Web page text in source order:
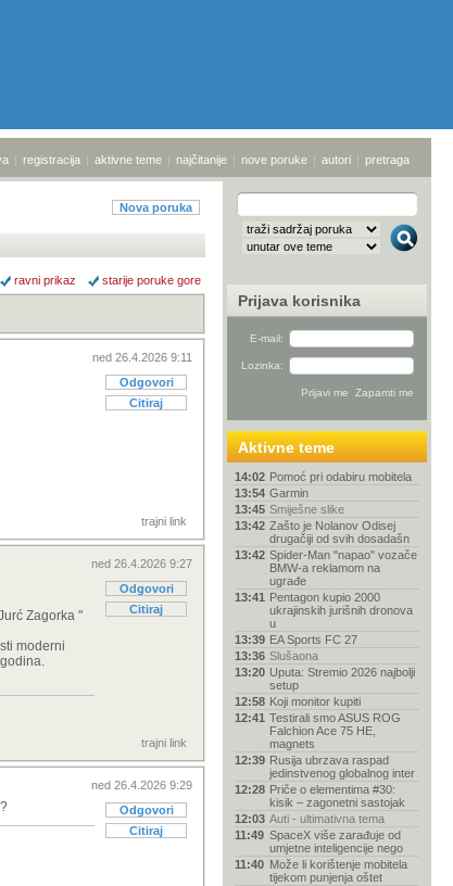
| registracija | aktivne teme | najčitanije | nove poruke | autori | pretraga
Nova poruka
ravni prikaz starije poruke gore
ned 26.4.2026 9:11
Odgovori
Citiraj
trajni link
ned 26.4.2026 9:27
Odgovori
Citiraj
Zagorka "
moderni
trajni link
ned 26.4.2026 9:29
Odgovori
Citiraj
Prijava korisnika
E-mail:
Lozinka:
Aktivne teme
14:02 Pomoć pri odabiru mobitela
13:54 Garmin
13:45 Smiješne slike
13:42 Zašto je Nolanov Odisej
drugačiji od svih dosadašn
13:42 Spider-Man "napao" vozače
BMW-a reklamom na
ugrađe
13:41 Pentagon kupio 2000
ukrajinskih jurišnih dronova
u
13:39 EA Sports FC 27
13:36 Slušaona
13:20 Uputa: Stremio 2026 najbolji
setup
12:58 Koji monitor kupiti
12:41 Testirali smo ASUS ROG
Falchion Ace 75 HE,
magnets
12:39 Rusija ubrzava raspad
jedinstvenog globalnog inter
12:28 Priče o elementima #30:
kisik – zagonetni sastojak
12:03 Auti - ultimativna tema
11:49 SpaceX više zarađuje od
umjetne inteligencije nego
11:40 Može li korištenje mobitela
tijekom punjenja oštet